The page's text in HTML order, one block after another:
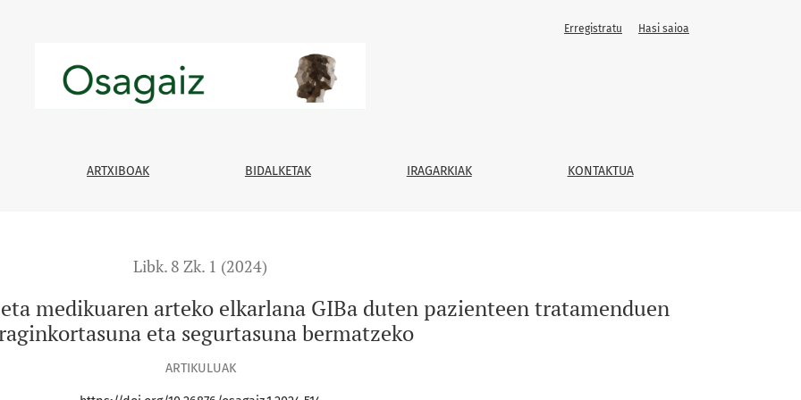
elkarlana GIBa duten pazienteen tratamenduen eraginkortasuna eta segurtasuna bermatzeko
ARTXIBOAK BIDALKETAK IRAGARKIAK KONTAKTUA
Erregistratu Hasi saioa
Libk. 8 Zk. 1 (2024)
medikuaren arteko elkarlana GIBa duten pazienteen tratamenduen
eta segurtasuna bermatzeko
ARTIKULUAK